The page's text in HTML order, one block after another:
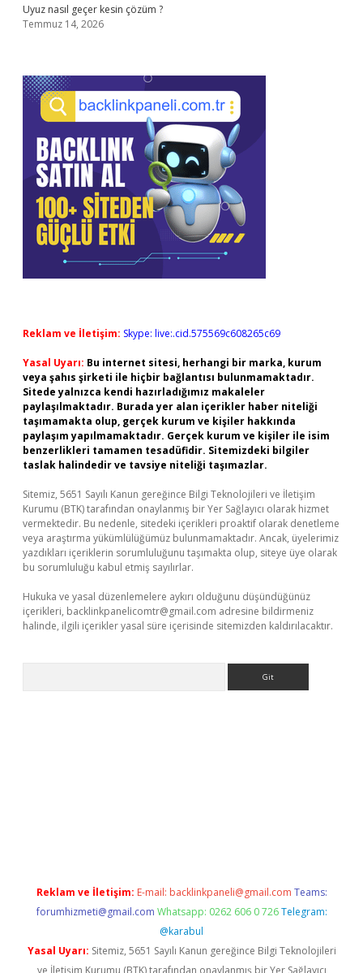
Uyuz nasıl geçer kesin çözüm ?
Temmuz 14, 2026
Reklam ve İletişim: Skype: live:.cid.575569c608265c69
Yasal Uyarı: Bu internet sitesi, herhangi bir marka, kurum
veya şahıs şirketi ile hiçbir bağlantısı bulunmamaktadır.
Sitede yalnızca kendi hazırladığımız makaleler
paylaşılmaktadır. Burada yer alan içerikler haber niteliği
taşımamakta olup, gerçek kurum ve kişiler hakkında
paylaşım yapılmamaktadır. Gerçek kurum ve kişiler ile isim
benzerlikleri tamamen tesadüfidir. Sitemizdeki bilgiler
taslak halindedir ve tavsiye niteliği taşımazlar.
Sitemiz, 5651 Sayılı Kanun gereğince Bilgi Teknolojileri ve İletişim
Kurumu (BTK) tarafından onaylanmış bir Yer Sağlayıcı olarak hizmet
vermektedir. Bu nedenle, sitedeki içerikleri proaktif olarak denetleme
veya araştırma yükümlülüğümüz bulunmamaktadır. Ancak, üyelerimiz
yazdıkları içeriklerin sorumluluğunu taşımakta olup, siteye üye olarak
bu sorumluluğu kabul etmiş sayılırlar.
Hukuka ve yasal düzenlemelere aykırı olduğunu düşündüğünüz
içerikleri, backlinkpanelicomtr@gmail.com adresine bildirmeniz
halinde, ilgili içerikler yasal süre içerisinde sitemizden kaldırılacaktır.
Reklam ve İletişim: E-mail: backlinkpaneli@gmail.com Teams:
forumhizmeti@gmail.com Whatsapp: 0262 606 0 726 Telegram:
@karabul
Yasal Uyarı: Sitemiz, 5651 Sayılı Kanun gereğince Bilgi Teknolojileri
ve İletişim Kurumu (BTK) tarafından onaylanmış bir Yer Sağlayıcı